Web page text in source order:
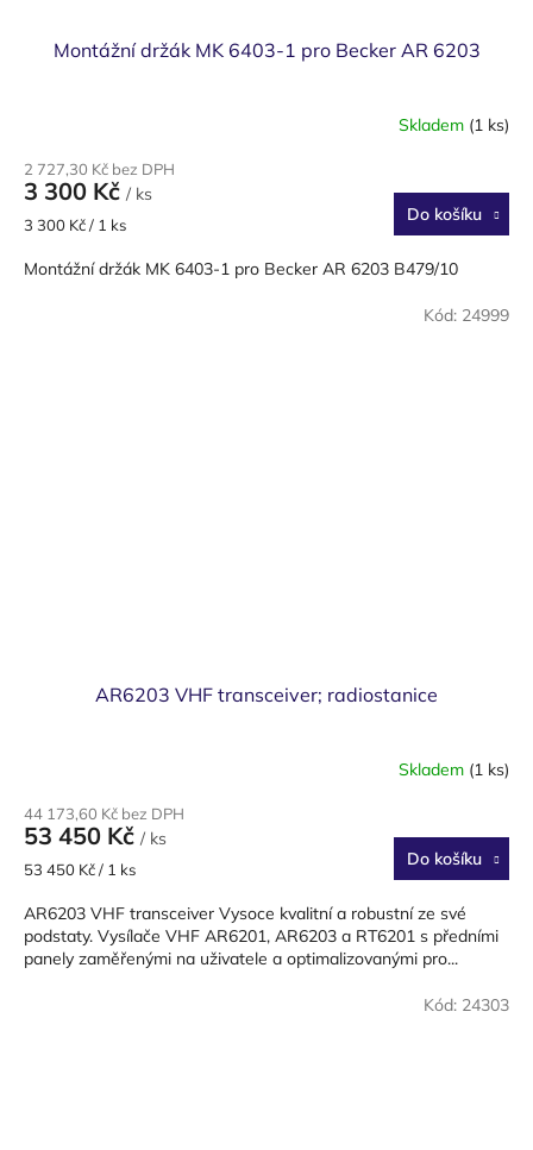
Montážní držák MK 6403-1 pro Becker AR 6203
Skladem (1 ks)
2 727,30 Kč bez DPH
3 300 Kč / ks
Měrná
3 300 Kč / 1 ks Do košíku
Montážní držák MK 6403-1 pro Becker AR 6203 B479/10
AR6203 VHF transceiver; radiostanice
Skladem (1 ks)
44 173,60 Kč bez DPH
53 450 Kč / ks
Měrná
53 450 Kč / 1 ks Do košíku
AR6203 VHF transceiver Vysoce kvalitní a robustní ze své
podstaty. Vysílače VHF AR6201, AR6203 a RT6201 s předními
panely zaměřenými na uživatele a optimalizovanými pro...
Kód: 24999
Kód: 24303